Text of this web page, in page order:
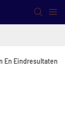
En Eindresultaten